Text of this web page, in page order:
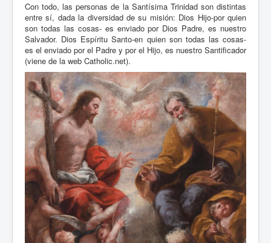
Con todo, las personas de la Santísima Trinidad son distintas
entre sí, dada la diversidad de su misión: Dios Hijo-por quien
son todas las cosas- es enviado por Dios Padre, es nuestro
Salvador. Dios Espíritu Santo-en quien son todas las cosas-
es el enviado por el Padre y por el Hijo, es nuestro Santificador
(viene de la web Catholic.net).